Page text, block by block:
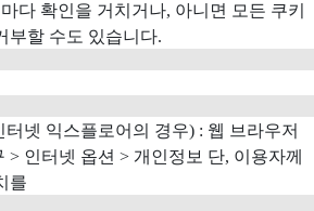
다 확인을 거치거나, 아니면 모든 쿠키
부할 수도 있습니다.
넷 익스플로어의 경우) : 웹 브라우저
> 인터넷 옵션 > 개인정보 단, 이용자께
를